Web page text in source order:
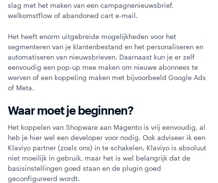
slag met het maken van een campagnenieuwsbrief,
welkomstflow of abandoned cart e-mail.
Het heeft enorm uitgebreide mogelijkheden voor het
segmenteren van je klantenbestand en het personaliseren en
automatiseren van nieuwsbrieven. Daarnaast kun je er zelf
eenvoudig een pop-up mee maken om nieuwe abonnees te
werven of een koppeling maken met bijvoorbeeld Google Ads
of Meta.
Waar moet je beginnen?
Het koppelen van Shopware aan Magento is vrij eenvoudig, al
heb je hier wel een developer voor nodig. Ook adviseer ik een
Klaviyo partner (zoals ons) in te schakelen. Klaviyo is absoluut
niet moeilijk in gebruik, maar het is wel belangrijk dat de
basisinstellingen goed staan en de plugin goed
geconfigureerd wordt.